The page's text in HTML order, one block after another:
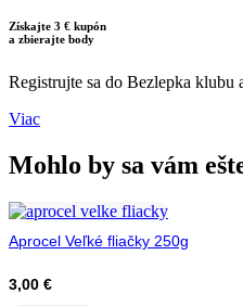
Získajte 3 € kupón
a zbierajte body
Registrujte sa do Bezlepka klubu
Viac
Mohlo by sa vám
Aprocel Veľké fliačky 250g
3,00 €